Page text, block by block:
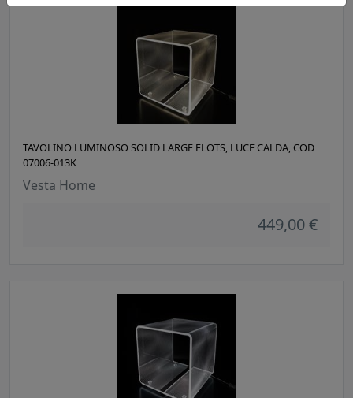
TAVOLINO LUMINOSO SOLID LARGE FLOTS, LUCE CALDA, COD
07006-013K
Vesta Home
449,00 €